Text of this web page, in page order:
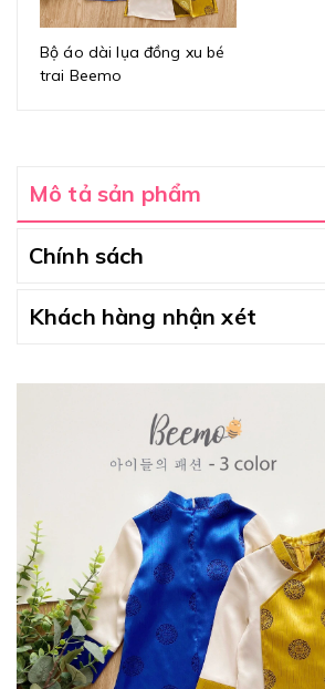
Bộ áo dài lụa đồng xu bé
trai Beemo
Mô tả sản phẩm
Chính sách
Khách hàng nhận xét